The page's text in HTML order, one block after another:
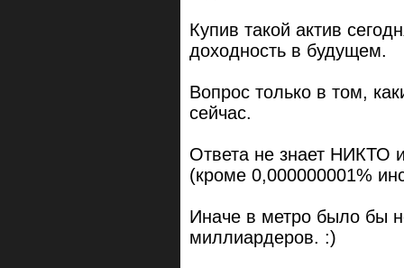
Купив такой актив
доходность в будущем.
Вопрос только в том,
сейчас.
Ответа не знает НИКТО
(кроме 0,000000001%
Иначе в метро было бы
миллиардеров. :)